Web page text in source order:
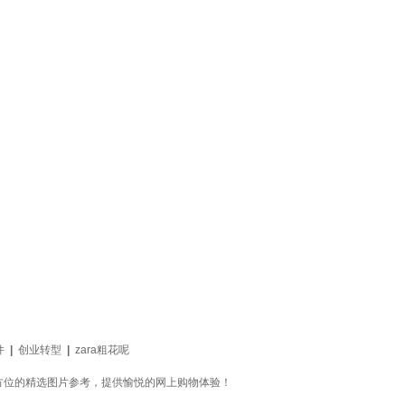
创业转型
zara粗花呢
的精选图片参考，提供愉悦的网上购物体验！